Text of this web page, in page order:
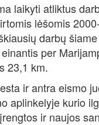
laikyti atliktus
lėšomis
darbų
per
23,1 km.
ir antra eismo
aplinkelyje kurio
ir naujos